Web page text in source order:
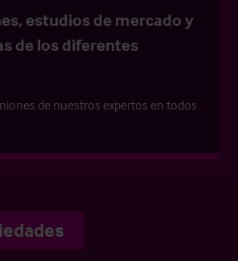
estudios de mercado y
de los diferentes
de nuestros expertos en todos